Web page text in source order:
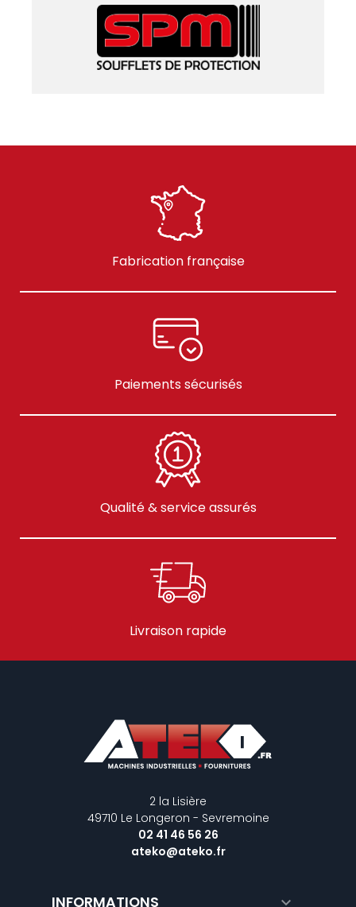
Fabrication française
Paiements sécurisés
Qualité & service assurés
Livraison rapide
2 la Lisière
49710 Le Longeron - Sevremoine
02 41 46 56 26
ateko@ateko.fr
INFORMATIONS 